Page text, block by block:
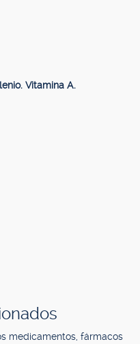
Vitamina A.
medicamentos, fármacos